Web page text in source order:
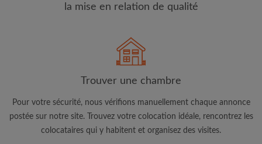
la mise en relation de qualité
Trouver une chambre
Pour votre sécurité, nous vérifions manuellement chaque annonce
postée sur notre site. Trouvez votre colocation idéale, rencontrez les
colocataires qui y habitent et organisez des visites.